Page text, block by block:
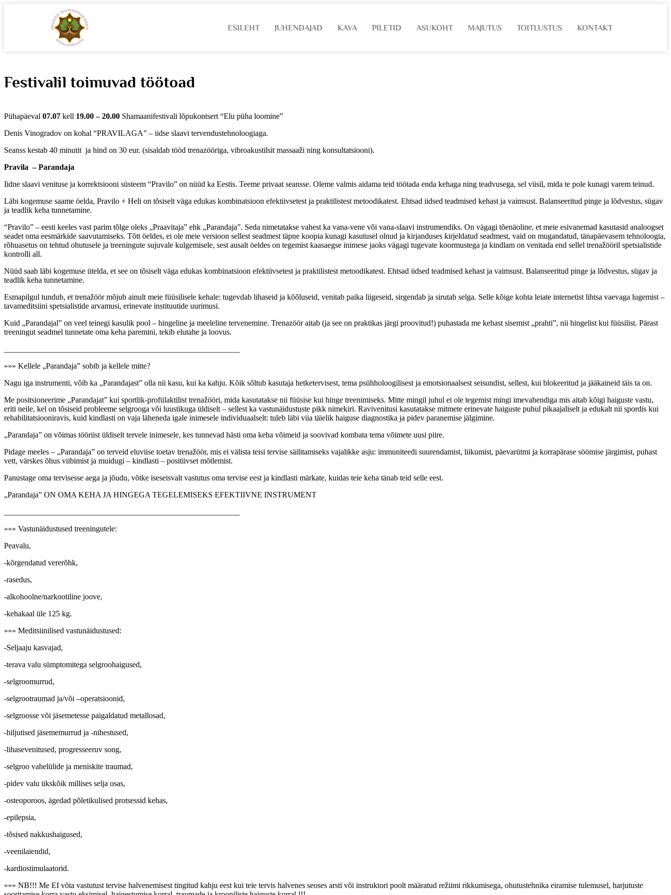
ESILEHT JUHENDAJAD KAVA PILETID ASUKOHT MAJUTUS TOITLUSTUS KONTAKT
Festivalil toimuvad töötoad
Pühapäeval 07.07 kell 19.00 – 20.00 Shamaanifestivali lõpukontsert “Elu püha loomine”
Denis Vinogradov on kohal “PRAVILAGA” – iidse slaavi tervendustehnoloogiaga.
Seanss kestab 40 minutit ja hind on 30 eur. (sisaldab tööd trenazööriga, vibroakustilsit massaaži ning konsultatsiooni).
Pravila – Parandaja
Iidne slaavi venituse ja korrektsiooni süsteem “Pravilo” on nüüd ka Eestis. Teeme privaat seansse. Oleme valmis aidama teid töötada enda kehaga ning teadvusega, sel viisil, mida te pole kunagi varem teinud.
Läbi kogemuse saame öelda, Pravilo + Heli on tõsiselt väga edukas kombinatsioon efektiivsetest ja praktilistest metoodikatest. Ehtsad iidsed teadmised kehast ja vaimsust. Balanseeritud pinge ja lõdvestus, sügav
ja teadlik keha tunnetamine.
“Pravilo” – eesti keeles vast parim tõlge oleks „Praavitaja” ehk „Parandaja”. Seda nimetatakse vahest ka vana-vene või vana-slaavi instrumendiks. On vägagi tõenäoline, et meie esivanemad kasutasid analoogset
seadet oma eesmärkide saavutamiseks. Tõtt öeldes, ei ole meie versioon sellest seadmest täpne koopia kunagi kasutusel olnud ja kirjanduses kirjeldatud seadmest, vaid on mugandatud, tänapäevasem tehnoloogia,
rõhuasetus on tehtud ohutusele ja treeningute sujuvale kulgemisele, sest ausalt öeldes on tegemist kaasaegse inimese jaoks vägagi tugevate koormustega ja kindlam on venitada end sellel trenažööril spetsialistide
kontrolli all.
Nüüd saab läbi kogemuse ütelda, et see on tõsiselt väga edukas kombinatsioon efektiivsetest ja praktilistest metoodikatest. Ehtsad iidsed teadmised kehast ja vaimsust. Balanseeritud pinge ja lõdvestus, sügav ja
teadlik keha tunnetamine.
Esmapilgul tundub, et trenažöör mõjub ainult meie füüsilisele kehale: tugevdab lihaseid ja kõõluseid, venitab paika liigeseid, sirgendab ja sirutab selga. Selle kõige kohta leiate internetist lihtsa vaevaga lugemist –
tavameditsiini spetsialistide arvamusi, erinevate instituutide uurimusi.
Kuid „Parandajal” on veel teinegi kasulik pool – hingeline ja meeleline tervenemine. Trenazöör aitab (ja see on praktikas järgi proovitud!) puhastada me kehast sisemist „prahti”, nii hingelist kui füüsilist. Pärast
treeningut seadmel tunnetate oma keha paremini, tekib elutahe ja loovus.
»»» Kellele „Parandaja” sobib ja kellele mitte?
Nagu iga instrumenti, võib ka „Parandajast” olla nii kasu, kui ka kahju. Kõik sõltub kasutaja hetketervisest, tema psühholoogilisest ja emotsionaalsest seisundist, sellest, kui blokeeritud ja jääkaineid täis ta on.
Me positsioneerime „Parandajat” kui sportlik-profülaktilist trenažööri, mida kasutatakse nii füüsise kui hinge treenimiseks. Mitte mingil juhul ei ole tegemist mingi imevahendiga mis aitab kõigi haiguste vastu,
eriti neile, kel on tõsiseid probleeme selgrooga või luustikuga üldiselt – sellest ka vastunäidustuste pikk nimekiri. Ravivenitusi kasutatakse mitmete erinevate haiguste puhul pikaajaliselt ja edukalt nii spordis kui
rehabilitatsiooniravis, kuid kindlasti on vaja läheneda igale inimesele individuaalselt: tuleb läbi viia täielik haiguse diagnostika ja pidev paranemise jälgimine.
„Parandaja” on võimas tööriist üldiselt tervele inimesele, kes tunnevad hästi oma keha võimeid ja soovivad kombata tema võimete uusi piire.
Pidage meeles – „Parandaja” on terveid eluviise toetav trenažöör, mis ei välista teisi tervise säilitamiseks vajalikke asju: immuniteedi suurendamist, liikumist, päevarütmi ja korrapärase söömise järgimist, puhast
vett, värskes õhus viibimist ja muidugi – kindlasti – positiivset mõtlemist.
Panustage oma tervisesse aega ja jõudu, võtke iseseisvalt vastutus oma tervise eest ja kindlasti märkate, kuidas teie keha tänab teid selle eest.
„Parandaja” ON OMA KEHA JA HINGEGA TEGELEMISEKS EFEKTIIVNE INSTRUMENT
»»» Vastunäidustused treeningutele:
Peavalu,
-kõrgendatud vererõhk,
-rasedus,
-alkohoolne/narkootiline joove,
-kehakaal üle 125 kg.
»»» Meditsiinilised vastunäidustused:
-Seljaaju kasvajad,
-terava valu sümptomitega selgroohaigused,
-selgroomurrud,
-selgrootraumad ja/või –operatsioonid,
-selgroosse või jäsemetesse paigaldatud metallosad,
-hiljutised jäsememurrud ja -nihestused,
-lihasevenitused, progresseeruv song,
-selgroo vahelülide ja meniskite traumad,
-pidev valu ükskõik millises selja osas,
-osteoporoos, ägedad põletikulised protsessid kehas,
-epilepsia,
-tõsised nakkushaigused,
-veenilaiendid,
-kardiostimulaatorid.
»»» NB!!! Me EI võta vastutust tervise halvenemisest tingitud kahju eest kui teie tervis halvenes seoses arsti või instruktori poolt määratud režiimi rikkumisega, ohutustehnika eiramise tulemusel, harjutuste